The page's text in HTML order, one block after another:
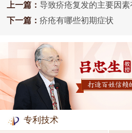
上一篇： 导致疥疮复发的主要因
下一篇： 疥疮有哪些初期症状
专利技术